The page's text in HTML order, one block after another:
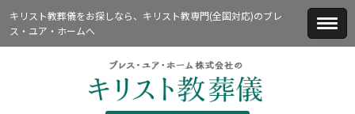
キリスト教葬儀をお探しなら、キリスト教専門(全国対応)のブレ
ス・ユア・ホームへ